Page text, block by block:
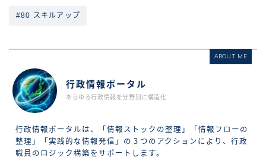
#80 スキルアップ
ABOUT ME
行政情報ポータル
あらゆる行政情報を分野別に構造化
行政情報ポータルは、「情報ストックの整理」「情報フローの
整理」「実践的な情報発信」の３つのアクションにより、行政
職員のロジック構築をサポートします。